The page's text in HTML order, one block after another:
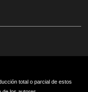
total o parcial de estos